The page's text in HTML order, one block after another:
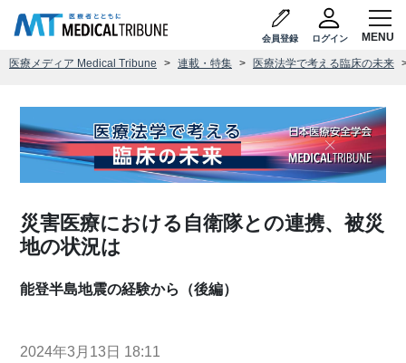
会員登録 ログイン
医療メディア Medical Tribune 連載・特集 医療法学で考える臨床の未来
災害医療における自衛隊との連携、被災
地の状況は
能登半島地震の経験から（後編）
2024年3月13日 18:11